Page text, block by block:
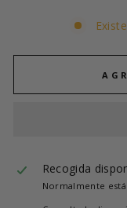
Recogida
Normalmente